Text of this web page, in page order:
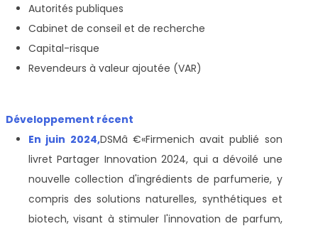
Autorités publiques
Cabinet de conseil et de recherche
Capital-risque
Revendeurs à valeur ajoutée (VAR)
Développement récent
En juin 2024,DSMâ €«Firmenich avait publié son
livret Partager Innovation 2024, qui a dévoilé une
nouvelle collection d'ingrédients de parfumerie, y
compris des solutions naturelles, synthétiques et
biotech, visant à stimuler l'innovation de parfum,